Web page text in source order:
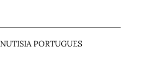
NUTISIA PORTUGUES